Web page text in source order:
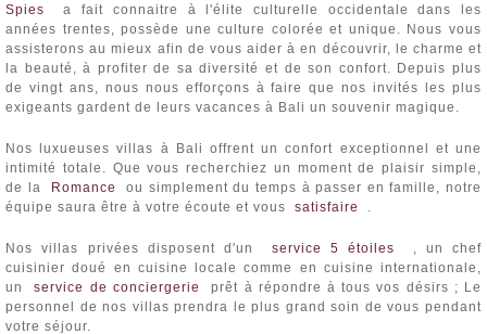
Spies a fait connaitre à l'élite culturelle occidentale dans les
années trentes, possède une culture colorée et unique. Nous vous
assisterons au mieux afin de vous aider à en découvrir, le charme et
la beauté, à profiter de sa diversité et de son confort. Depuis plus
de vingt ans, nous nous efforçons à faire que nos invités les plus
exigeants gardent de leurs vacances à Bali un souvenir magique.
Nos luxueuses villas à Bali offrent un confort exceptionnel et une
intimité totale. Que vous recherchiez un moment de plaisir simple,
de la
Romance
ou simplement du temps à passer en famille, notre
équipe saura être à votre écoute et vous satisfaire .
Nos villas privées disposent d'un service 5 étoiles , un chef
cuisinier doué en cuisine locale comme en cuisine internationale,
unservice de conciergerie
prêt à répondre à tous vos désirs ; Le
personnel de nos villas prendra le plus grand soin de vous pendant
votre séjour.